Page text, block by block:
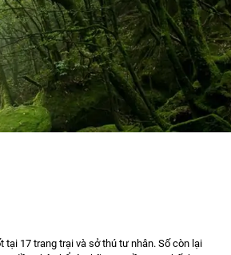
17 trang trại và sở thú tư nhân. Số còn lại